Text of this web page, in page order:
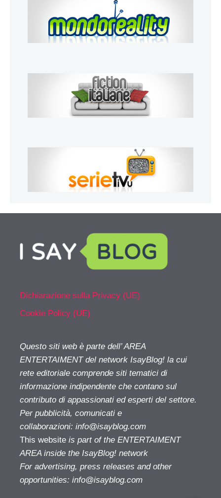
Dichiarazione sulla Privacy (UE)
Cookie Policy (UE)
Questo siti web è parte dell’ AREA
ENTERTAIMENT del network IsayBlog! la cui
rete editoriale comprende siti tematici di
informazione indipendente che contano sul
contributo di appassionati ed esperti del settore.
Per pubblicità, comunicati e
collaborazioni: info@isayblog.com
This website is part of the ENTERTAIMENT
AREA inside the IsayBlog! network
For advertising, press releases and other
opportunities: info@isayblog.com